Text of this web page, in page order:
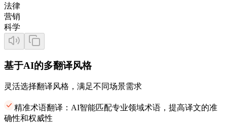
法律
营销
科学
基于AI的多翻译风格
灵活选择翻译风格，满足不同场景需求
精准术语翻译：AI智能匹配专业领域术语，提高译文的准
确性和权威性